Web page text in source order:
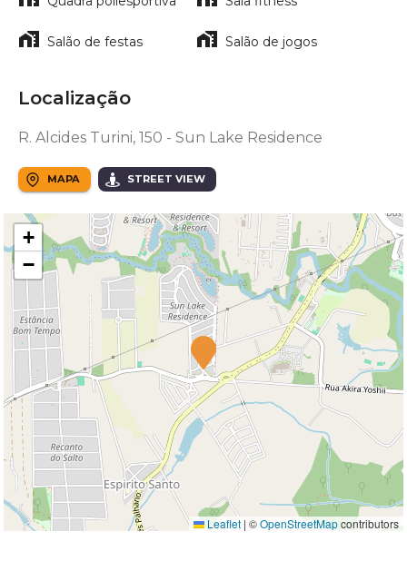
Salão de festas Salão de jogos
Localização
R. Alcides Turini, 150 - Sun Lake Residence
MAPA STREET VIEW
+
−
Leaflet | ©OpenStreetMapcontributors